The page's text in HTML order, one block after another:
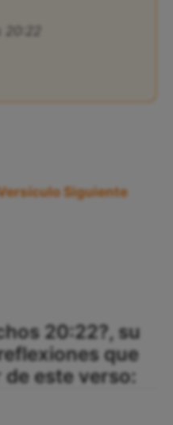
20:22
Siguiente
20:22?, su
que
este verso: